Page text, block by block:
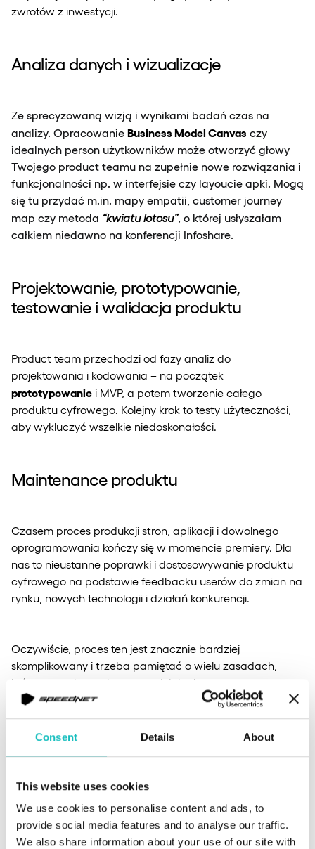
Consent Details About
This website uses cookies
We use cookies to personalise content and ads, to
provide social media features and to analyse our traffic.
We also share information about your use of our site with
zwrotów z inwestycji.
Analiza danych i wizualizacje
Ze sprecyzowaną wizją i wynikami badań czas na
analizy. Opracowanie Business Model Canvas czy
idealnych person użytkowników może otworzyć głowy
Twojego product teamu na zupełnie nowe rozwiązania i
funkcjonalności np. w interfejsie czy layoucie apki. Mogą
się tu przydać m.in. mapy empatii, customer journey
map czy metoda “kwiatu lotosu”, o której usłyszałam
całkiem niedawno na konferencji Infoshare.
Projektowanie, prototypowanie,
testowanie i walidacja produktu
Product team przechodzi od fazy analiz do
projektowania i kodowania – na początek
prototypowanie i MVP, a potem tworzenie całego
produktu cyfrowego. Kolejny krok to testy użyteczności,
aby wykluczyć wszelkie niedoskonałości.
Maintenance produktu
Czasem proces produkcji stron, aplikacji i dowolnego
oprogramowania kończy się w momencie premiery. Dla
nas to nieustanne poprawki i dostosowywanie produktu
cyfrowego na podstawie feedbacku userów do zmian na
rynku, nowych technologii i działań konkurencji.
Oczywiście, proces ten jest znacznie bardziej
skomplikowany i trzeba pamiętać o wielu zasadach,
które pozwolą na skuteczne działanie ostatecznego
produktu. Oto 6 kluczowych porad od ekspertów
Speednet.
pamiętać, budując
digitalowy produkt?